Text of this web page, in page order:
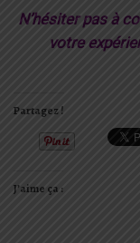
N’hésiter pas à
votre
Partagez !
J’aime ça :